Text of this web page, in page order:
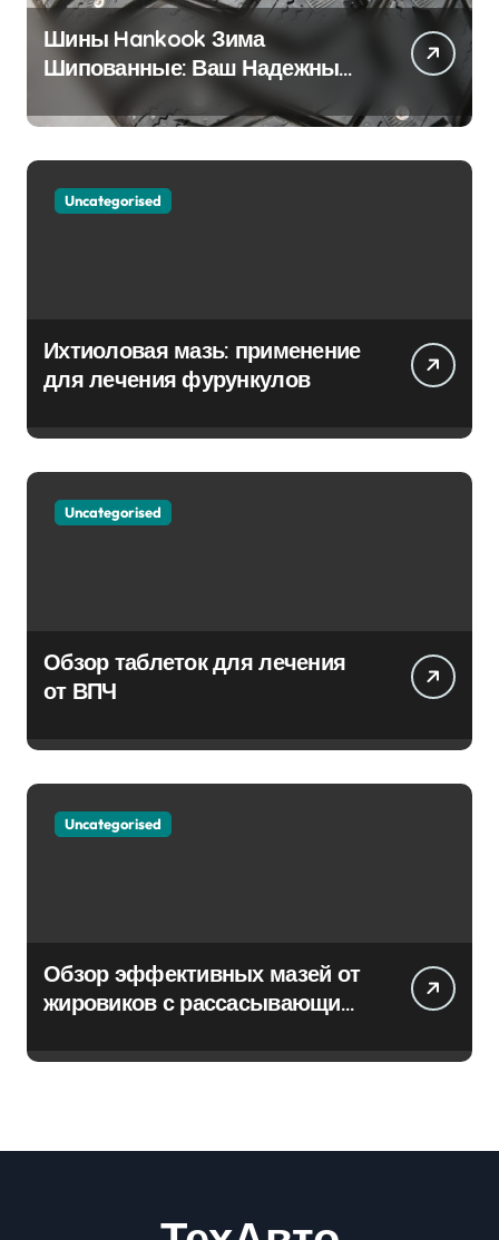
Шины Hankook Зима
Шипованные: Ваш Надежный
Партнёр на Снежных Дорогах
Uncategorised
Ихтиоловая мазь: применение
для лечения фурункулов
Uncategorised
Обзор таблеток для лечения
от ВПЧ
Uncategorised
Обзор эффективных мазей от
жировиков с рассасывающим